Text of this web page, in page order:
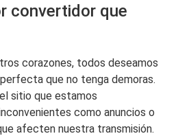
convertidor que
corazones, todos deseamos
que no tenga demoras.
sitio que estamos
como anuncios o
afecten nuestra transmisión.